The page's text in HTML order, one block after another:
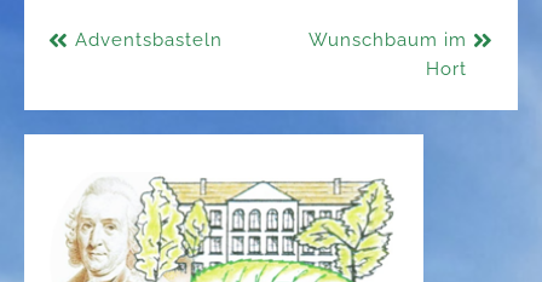
Beitragsnavigation
Adventsbasteln
Wunschbaum im
Hort